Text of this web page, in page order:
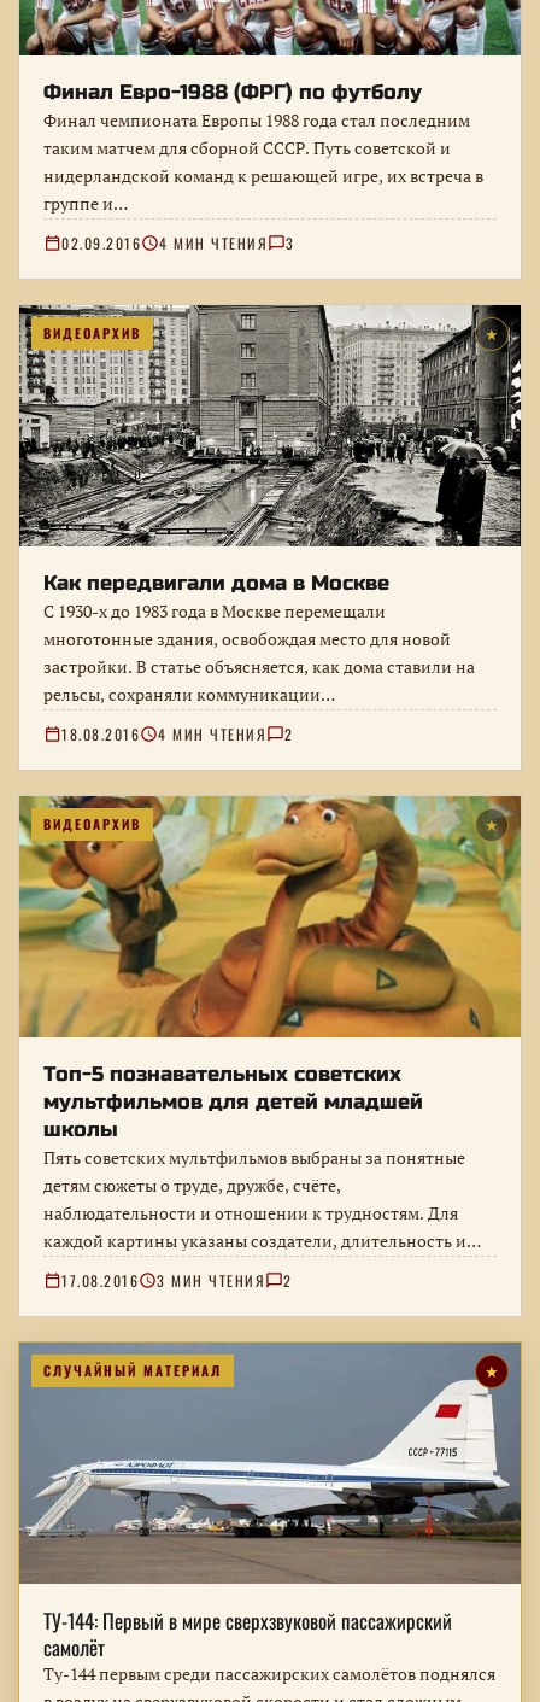
Финал Евро-1988 (ФРГ) по футболу
Финал чемпионата Европы 1988 года стал последним
таким матчем для сборной СССР. Путь советской и
нидерландской команд к решающей игре, их встреча в
группе и…
02.09.2016 4 МИН ЧТЕНИЯ 3
ВИДЕОАРХИВ ★
Как передвигали дома в Москве
С 1930-х до 1983 года в Москве перемещали
многотонные здания, освобождая место для новой
застройки. В статье объясняется, как дома ставили на
рельсы, сохраняли коммуникации…
18.08.2016 4 МИН ЧТЕНИЯ 2
ВИДЕОАРХИВ ★
Топ-5 познавательных советских
мультфильмов для детей младшей
школы
Пять советских мультфильмов выбраны за понятные
детям сюжеты о труде, дружбе, счёте,
наблюдательности и отношении к трудностям. Для
каждой картины указаны создатели, длительность и
познавательная…
17.08.2016 3 МИН ЧТЕНИЯ 2
СЛУЧАЙНЫЙ МАТЕРИАЛ ★
ТУ-144: Первый в мире сверхзвуковой пассажирский
самолёт
Ту-144 первым среди пассажирских самолётов поднялся